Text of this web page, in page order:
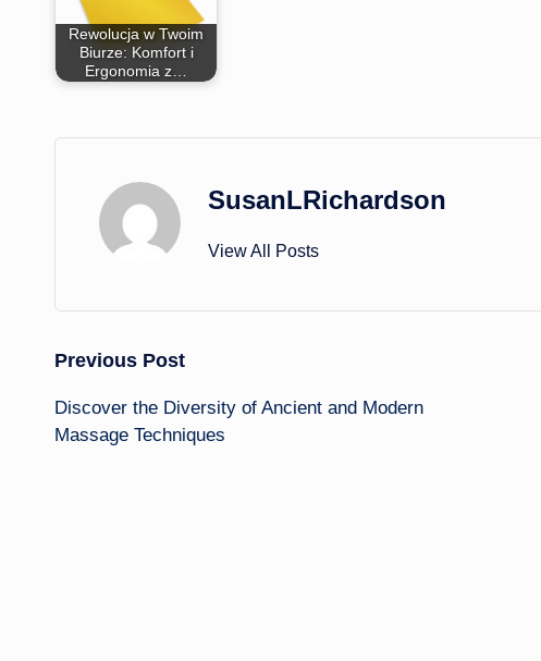
Rewolucja w Twoim
Biurze: Komfort i
Ergonomia z…
SusanLRichardson
View All Posts
Post
navigation
Previous Post
Discover the Diversity of Ancient and Modern
Massage Techniques